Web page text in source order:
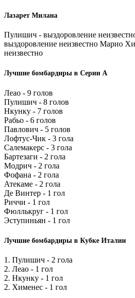
Лазарет Милана
Пулишич - выздоровление
выздоровление неизвестно Марио
неизвестно
Лучшие бомбардиры в Серии А
Леао - 9 голов
Пулишич - 8 голов
Нкунку - 7 голов
Рабьо - 6 голов
Павлович - 5 голов
Лофтус-Чик - 3 гола
Салемакерс - 3 гола
Бартезаги - 2 гола
Модрич - 2 гола
Фофана - 2 гола
Атекаме - 2 гола
Де Винтер - 1 гол
Риччи - 1 гол
Фюллькруг - 1 гол
Эступиньян - 1 гол
Лучшие бомбардиры в Кубке Италии
1. Пулишич - 2 гола
2. Леао - 1 гол
2. Нкунку - 1 гол
2. Хименес - 1 гол